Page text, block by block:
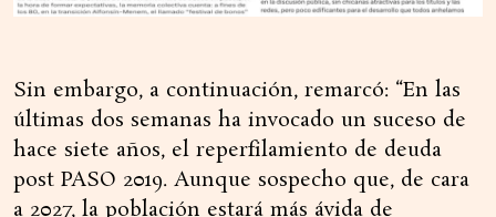
Sin embargo, a continuación, remarcó: “En las
últimas dos semanas ha invocado un suceso de
hace siete años, el reperfilamiento de deuda
post PASO 2019. Aunque sospecho que, de cara
a 2027, la población estará más ávida de